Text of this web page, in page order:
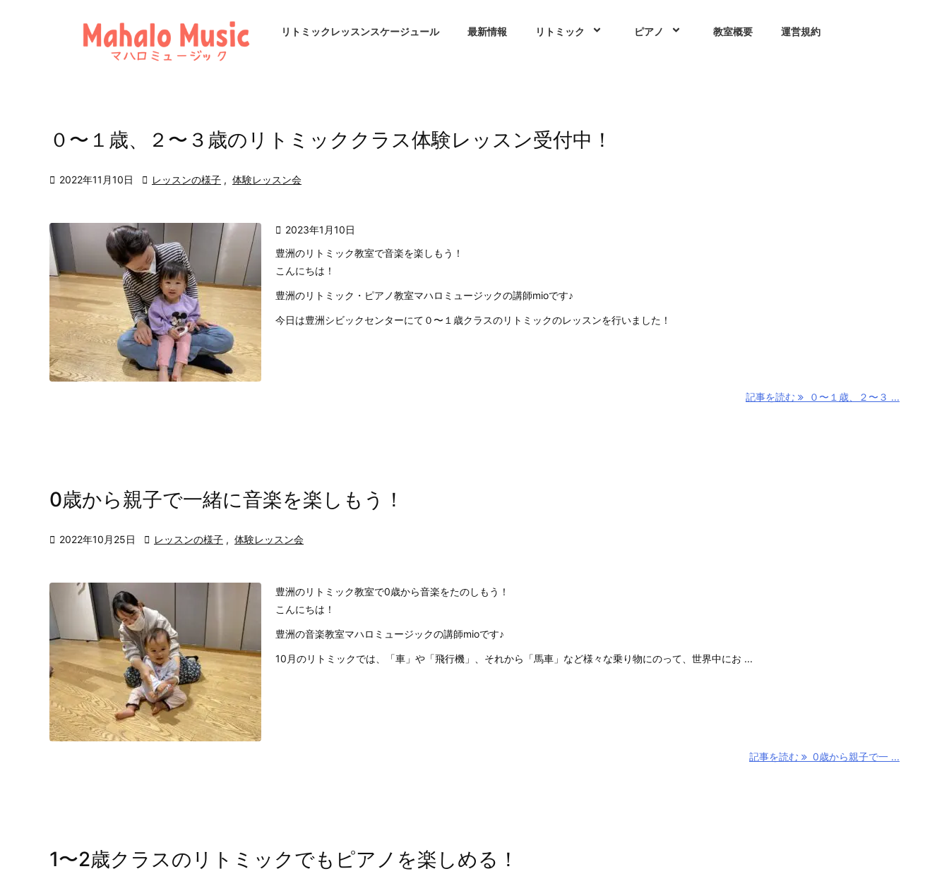
リトミックレッスンスケージュール 最新情報 リトミック ピアノ 教室概要 運営規約
０〜１歳、２〜３歳のリトミッククラス体験レッスン受付中！
 2022年11月10日  レッスンの様子 , 体験レッスン会
 2023年1月10日
豊洲のリトミック教室で音楽を楽しもう！
こんにちは！
豊洲のリトミック・ピアノ教室マハロミュージックの講師mioです♪
今日は豊洲シビックセンターにて０〜１歳クラスのリトミックのレッスンを行いました！
記事を読む ０〜１歳、２〜３ ...
0歳から親子で一緒に音楽を楽しもう！
 2022年10月25日  レッスンの様子 , 体験レッスン会
豊洲のリトミック教室で0歳から音楽をたのしもう！
こんにちは！
豊洲の音楽教室マハロミュージックの講師mioです♪
10月のリトミックでは、「車」や「飛行機」、それから「馬車」など様々な乗り物にのって、世界中にお ...
記事を読む 0歳から親子で一 ...
1〜2歳クラスのリトミックでもピアノを楽しめる！